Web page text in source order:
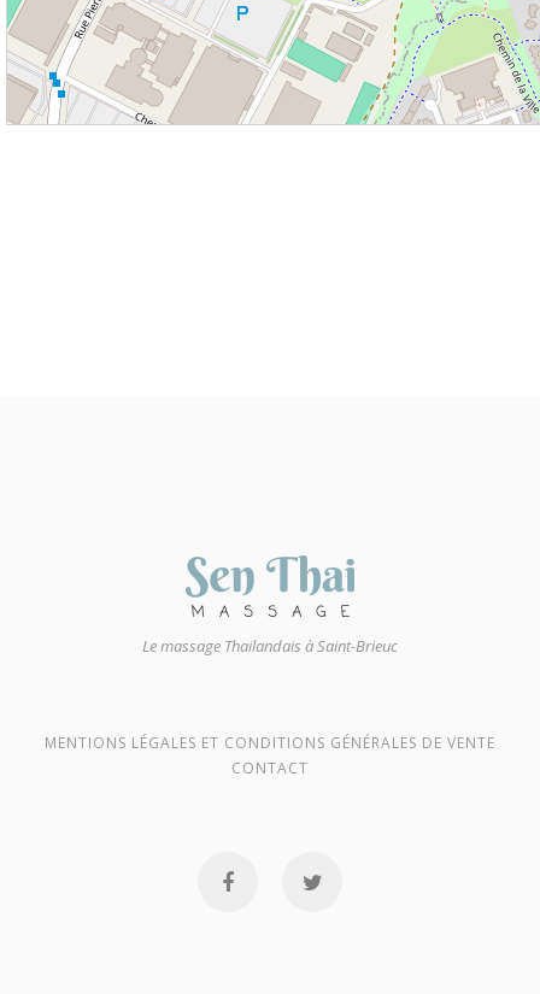
Le massage Thailandais à Saint-Brieuc
MENTIONS LÉGALES ET CONDITIONS GÉNÉRALES DE VENTE
CONTACT